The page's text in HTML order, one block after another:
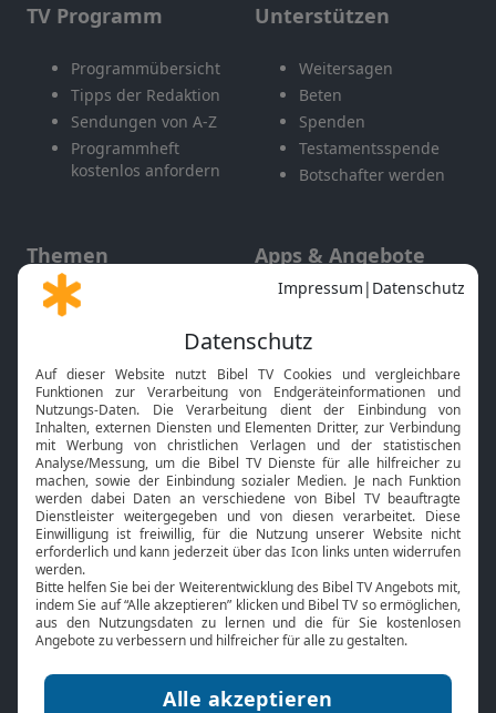
TV Programm
Programmübersicht
Tipps der Redaktion
Sendungen von A-Z
Programmheft
kostenlos anfordern
Unterstützen
Weitersagen
Beten
Spenden
Testamentsspende
Botschafter werden
Themen
Gott und Bibel erklärt
Neuigkeiten
Apps & Angebote
Mobile App
Smart TV
HbbTV
Bibelthek Online-Bibel
Nächster Gottesdienst
Bibel TV
Über uns
Jobs
Mediadaten
Service
Kontakt
TV-Empfang